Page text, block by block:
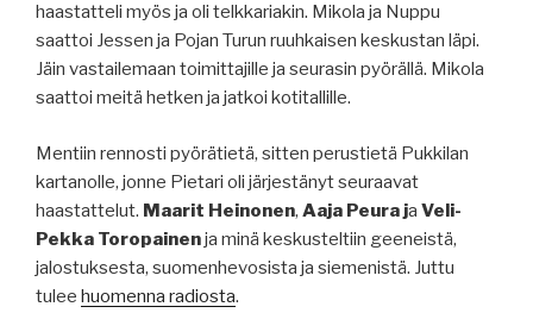
haastatteli myös ja oli telkkariakin. Mikola ja Nuppu
saattoi Jessen ja Pojan Turun ruuhkaisen keskustan läpi.
Jäin vastailemaan toimittajille ja seurasin pyörällä. Mikola
saattoi meitä hetken ja jatkoi kotitallille.
Mentiin rennosti pyörätietä, sitten perustietä Pukkilan
kartanolle, jonne Pietari oli järjestänyt seuraavat
haastattelut. Maarit Heinonen, Aaja Peura ja Veli-
Pekka Toropainenja minä keskusteltiin geeneistä,
jalostuksesta, suomenhevosista ja siemenistä. Juttu
tulee huomenna radiosta.